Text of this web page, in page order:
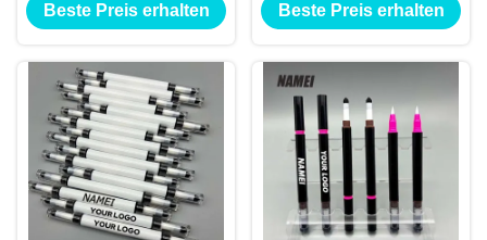
Beste Preis erhalten Beste Preis erhalten